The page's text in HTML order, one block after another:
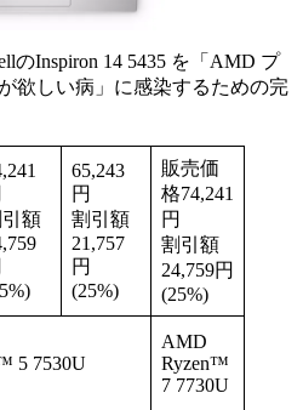
のInspiron 14 5435 を「AMD プ
欲しい病」に感染するための完
額
65,243
円
割引額
21,757
円
(25%)
販売価
格74,241
円
割引額
24,759円
(25%)
5 7530U
AMD
Ryzen™
7 7730U